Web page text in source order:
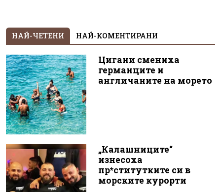
НАЙ-ЧЕТЕНИ НАЙ-КОМЕНТИРАНИ
Цигани смениха
германците и
англичаните на морето
„Калашниците“
изнесоха
пр*ститутките си в
морските курорти